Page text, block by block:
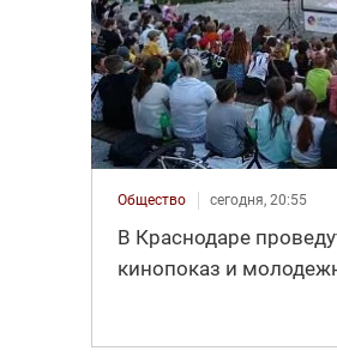
Общество сегодня, 20:55
В Краснодаре
кинопоказ и